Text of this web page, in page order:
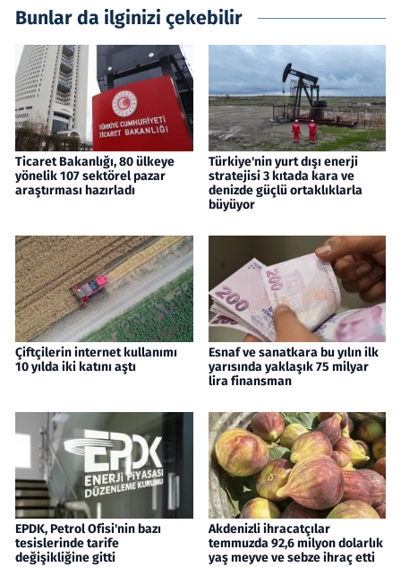
Bunlar da ilginizi çekebilir
Ticaret Bakanlığı, 80 ülkeye
yönelik 107 sektörel pazar
araştırması hazırladı
Türkiye'nin yurt dışı enerji
stratejisi 3 kıtada kara ve
denizde güçlü ortaklıklarla
büyüyor
Çiftçilerin internet kullanımı
10 yılda iki katını aştı
Esnaf ve sanatkara bu yılın ilk
yarısında yaklaşık 75 milyar
lira finansman
EPDK, Petrol Ofisi'nin bazı
tesislerinde tarife
değişikliğine gitti
Akdenizli ihracatçılar
temmuzda 92,6 milyon dolarlık
yaş meyve ve sebze ihraç etti